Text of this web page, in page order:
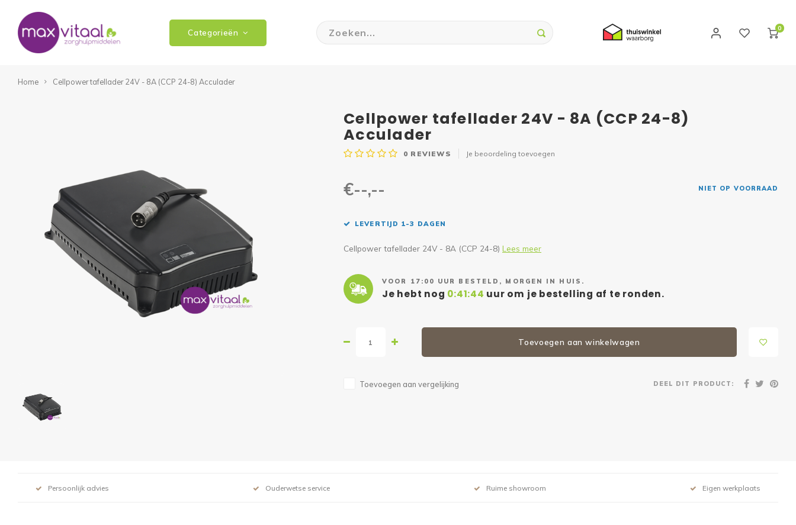
Categorieën 0
Home Cellpower tafellader 24V - 8A (CCP 24-8) Acculader
Cellpower tafellader 24V - 8A (CCP 24-8)
Acculader
0 REVIEWS Je beoordeling toevoegen
€--,-- NIET OP VOORRAAD
LEVERTIJD 1-3 DAGEN
Cellpower tafellader 24V - 8A (CCP 24-8) Lees meer
VOOR 17:00 UUR BESTELD, MORGEN IN HUIS.
Je hebt nog 0:41:44 uur om je bestelling af te ronden.
Toevoegen aan winkelwagen
Toevoegen aan vergelijking DEEL DIT PRODUCT:
Persoonlijk advies Ouderwetse service Ruime showroom Eigen werkplaats